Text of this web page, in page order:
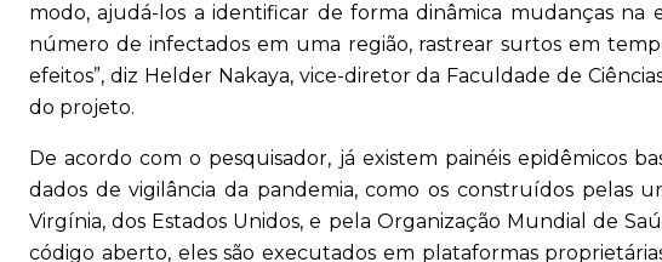
modo, ajudá-los a identificar de forma dinâmica mudanças
número de infectados em uma região, rastrear surtos em
efeitos”, diz Helder Nakaya, vice-diretor da Faculdade de
do projeto.
De acordo com o pesquisador, já existem painéis epidêmicos
dados de vigilância da pandemia, como os construídos pelas
Virgínia, dos Estados Unidos, e pela Organização Mundial de
código aberto, eles são executados em plataformas